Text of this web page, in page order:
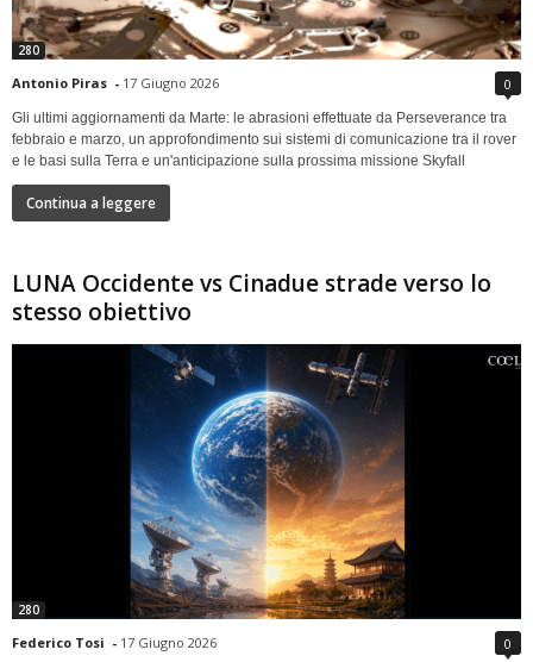
280
Antonio Piras - 17 Giugno 2026 0
Gli ultimi aggiornamenti da Marte: le abrasioni effettuate da Perseverance tra
febbraio e marzo, un approfondimento sui sistemi di comunicazione tra il rover
e le basi sulla Terra e un'anticipazione sulla prossima missione Skyfall
Continua a leggere
LUNA Occidente vs Cinadue strade verso lo
stesso obiettivo
280
Federico Tosi - 17 Giugno 2026 0